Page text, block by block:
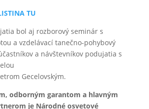
TU
bol aj rozborový seminár s
a vzdelávací tanečno-pohybový
a návštevníkov podujatia s
Gecelovským.
odborným garantom a hlavným
je Národné osvetové